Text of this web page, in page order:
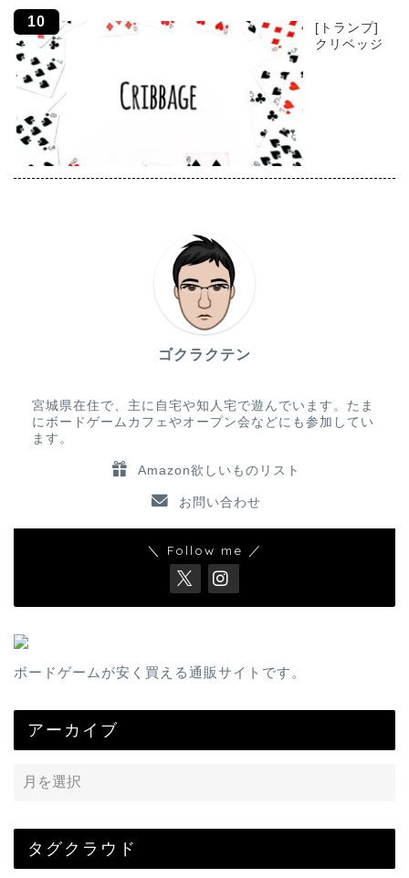
[トランプ]
クリベッジ
ゴクラクテン
宮城県在住で、主に自宅や知人宅で遊んでいます。たま
にボードゲームカフェやオープン会などにも参加してい
ます。
Amazon欲しいものリスト
お問い合わせ
＼ Follow me ／
ボードゲームが安く買える通販サイトです。
アーカイブ
タグクラウド